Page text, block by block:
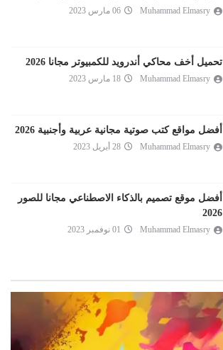
Muhammad Elmasry 06 مارس 2023
تحميل أخف محاكي أندرويد للكمبيوتر مجانا 2026
Muhammad Elmasry 18 مارس 2023
أفضل مواقع كتب صوتية مجانية عربية وأجنبية 2026
Muhammad Elmasry 28 أبريل 2023
أفضل موقع تصميم بالذكاء الاصطناعي مجانا للصور
2026
Muhammad Elmasry 01 نوفمبر 2023